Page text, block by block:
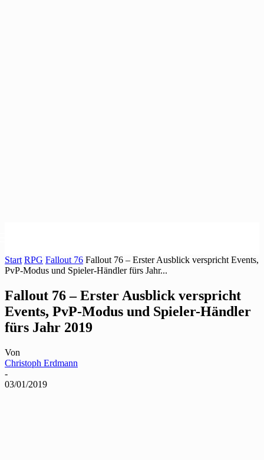
Start RPG Fallout 76 Fallout 76 – Erster Ausblick verspricht Events,
PvP-Modus und Spieler-Händler fürs Jahr...
Fallout 76 – Erster Ausblick verspricht
Events, PvP-Modus und Spieler-Händler
fürs Jahr 2019
Von
Christoph Erdmann
-
03/01/2019